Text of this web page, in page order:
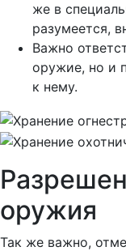
же в
разумеется,
Важно
оружие, но и
к нему.
оружия
Так же важно,